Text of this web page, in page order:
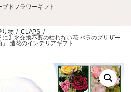
ドフラワーギフト
り物
CLAPS
に】水交換不要の枯れない花 バラのプリザー
造花のインテリアギフト